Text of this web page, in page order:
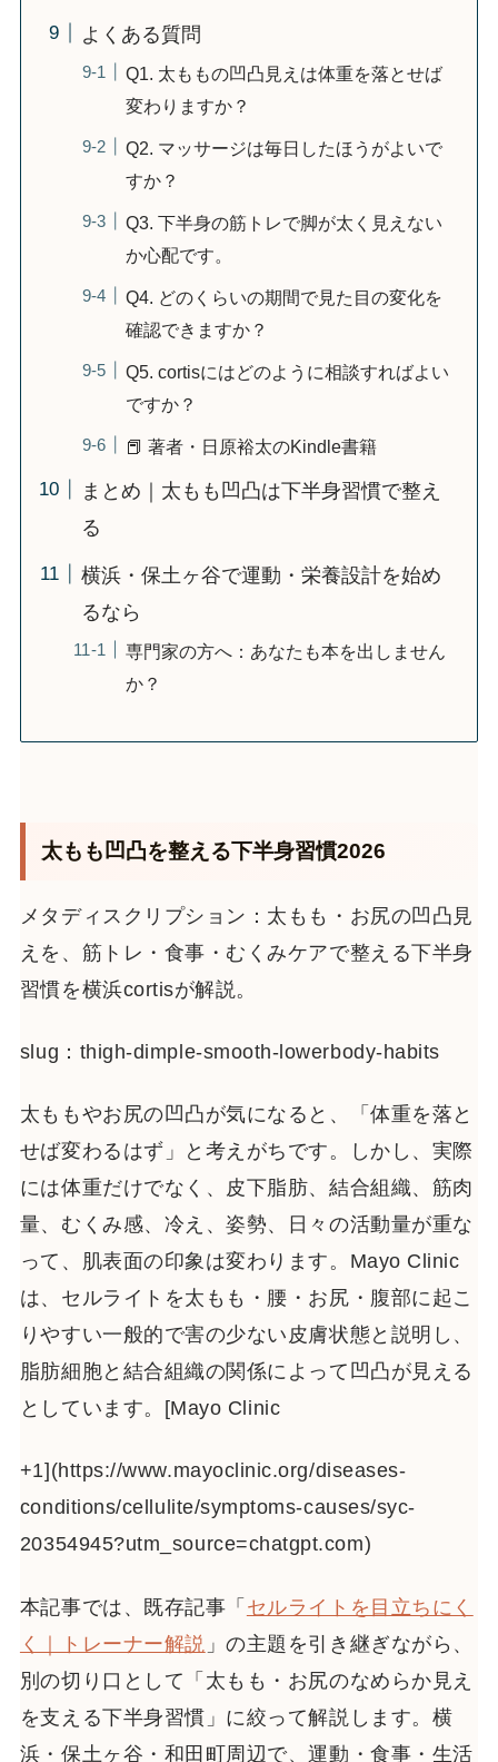
よくある質問
Q1. 太ももの凹凸見えは体重を落とせば
変わりますか？
Q2. マッサージは毎日したほうがよいで
すか？
Q3. 下半身の筋トレで脚が太く見えない
か心配です。
Q4. どのくらいの期間で見た目の変化を
確認できますか？
Q5. cortisにはどのように相談すればよい
ですか？
📕 著者・日原裕太のKindle書籍
まとめ｜太もも凹凸は下半身習慣で整え
る
横浜・保土ヶ谷で運動・栄養設計を始め
るなら
専門家の方へ：あなたも本を出しません
か？
太もも凹凸を整える下半身習慣2026
メタディスクリプション：太もも・お尻の凹凸見
えを、筋トレ・食事・むくみケアで整える下半身
習慣を横浜cortisが解説。
slug：thigh-dimple-smooth-lowerbody-habits
太ももやお尻の凹凸が気になると、「体重を落と
せば変わるはず」と考えがちです。しかし、実際
には体重だけでなく、皮下脂肪、結合組織、筋肉
量、むくみ感、冷え、姿勢、日々の活動量が重な
って、肌表面の印象は変わります。Mayo Clinic
は、セルライトを太もも・腰・お尻・腹部に起こ
りやすい一般的で害の少ない皮膚状態と説明し、
脂肪細胞と結合組織の関係によって凹凸が見える
としています。[Mayo Clinic
+1](https://www.mayoclinic.org/diseases-
conditions/cellulite/symptoms-causes/syc-
20354945?utm_source=chatgpt.com)
本記事では、既存記事「 セルライトを目立ちにく
く｜トレーナー解説 」の主題を引き継ぎながら、
別の切り口として「太もも・お尻のなめらか見え
を支える下半身習慣」に絞って解説します。横
浜・保土ヶ谷・和田町周辺で、運動・食事・生活